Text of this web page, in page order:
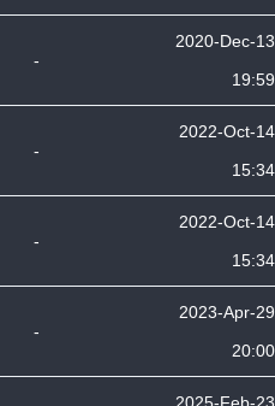
-
2020-Dec-13
19:59
-
2022-Oct-14
15:34
-
2022-Oct-14
15:34
-
2023-Apr-29
20:00